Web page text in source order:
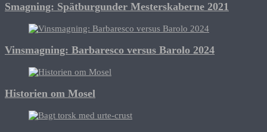
Smagning: Spätburgunder Mesterskaberne 2021
Vinsmagning: Barbaresco versus Barolo 2024
Historien om Mosel